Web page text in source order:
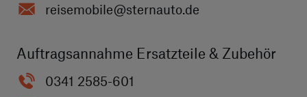
reisemobile@sternauto.de
Auftragsannahme Ersatzteile & Zubehör
0341 2585-601